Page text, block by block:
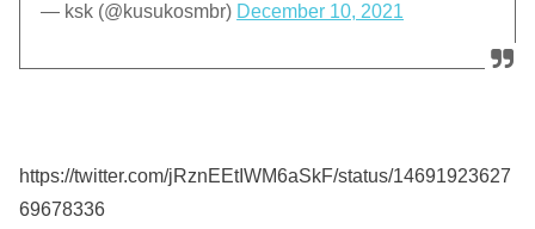
— ksk (@kusukosmbr) December 10, 2021
https://twitter.com/jRznEEtIWM6aSkF/status/14691923627
69678336